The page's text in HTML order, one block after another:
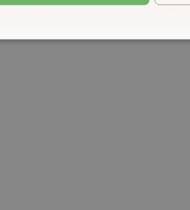
by: 1A-Reisemarkt.de | 08.08.2026